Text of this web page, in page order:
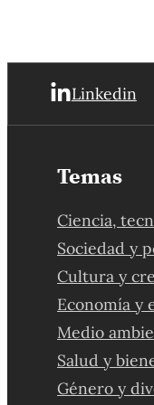
Linkedin
Temas
Ciencia,
Sociedad y
Cultura y
Economía y
Medio
Salud y
Género y